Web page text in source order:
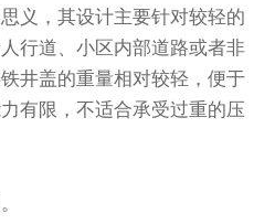
思义，其设计主要针对较轻的
行道、小区内部道路或者非
井盖的重量相对较轻，便于
有限，不适合承受过重的压